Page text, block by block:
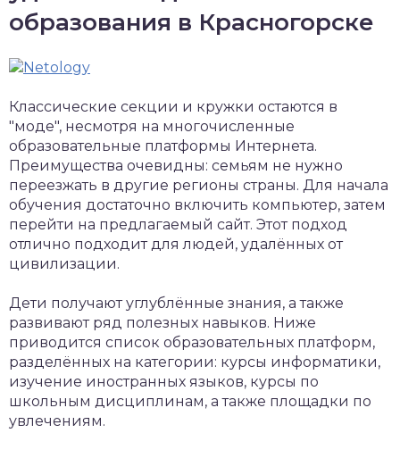
образования в Красногорске
Классические секции и кружки остаются в
"моде", несмотря на многочисленные
образовательные платформы Интернета.
Преимущества очевидны: семьям не нужно
переезжать в другие регионы страны. Для начала
обучения достаточно включить компьютер, затем
перейти на предлагаемый сайт. Этот подход
отлично подходит для людей, удалённых от
цивилизации.
Дети получают углублённые знания, а также
развивают ряд полезных навыков. Ниже
приводится список образовательных платформ,
разделённых на категории: курсы информатики,
изучение иностранных языков, курсы по
школьным дисциплинам, а также площадки по
увлечениям.